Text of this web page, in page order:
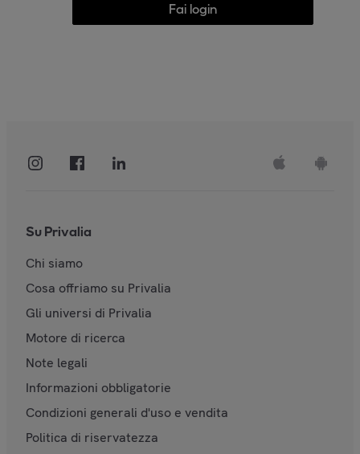
Fai login
Su Privalia
Chi siamo
Cosa offriamo su Privalia
Gli universi di Privalia
Motore di ricerca
Note legali
Informazioni obbligatorie
Condizioni generali d'uso e vendita
Politica di riservatezza